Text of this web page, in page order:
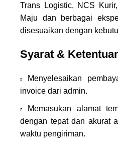
Trans Logistic, NCS
Maju dan berbagai
disesuaikan dengan
Syarat &
Menyelesaikan
invoice dari admin.
Memasukan alamat
dengan tepat dan akurat
waktu pengiriman.